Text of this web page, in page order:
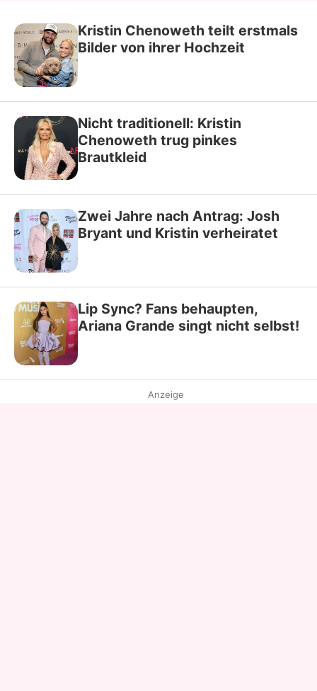
Kristin Chenoweth teilt erstmals
Bilder von ihrer Hochzeit
Nicht traditionell: Kristin
Chenoweth trug pinkes
Brautkleid
Zwei Jahre nach Antrag: Josh
Bryant und Kristin verheiratet
Lip Sync? Fans behaupten,
Ariana Grande singt nicht selbst!
Anzeige